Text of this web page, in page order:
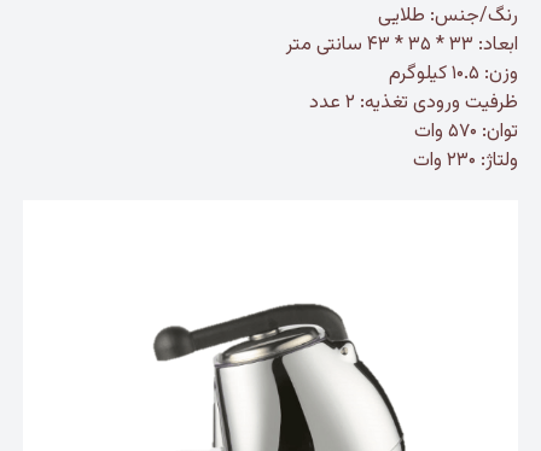
رنگ/جنس: طلایی
ابعاد: ۳۳ * ۳۵ * ۴۳ سانتی متر
وزن: ۱۰.۵ کیلوگرم
ظرفیت ورودی تغذیه: ۲ عدد
توان: ۵۷۰ وات
ولتاژ: ۲۳۰ وات